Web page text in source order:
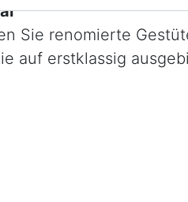
Sie renomierte
auf erstklassig